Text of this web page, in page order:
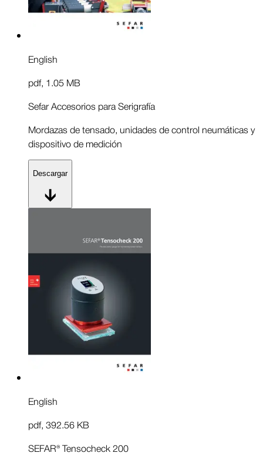
English
pdf, 1.05 MB
Sefar Accesorios para Serigrafía
Mordazas de tensado, unidades de control neumáticas y
dispositivo de medición
Descargar
English
pdf, 392.56 KB
SEFAR® Tensocheck 200